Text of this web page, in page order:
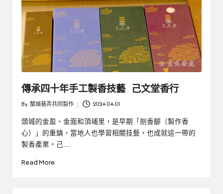
緣
鄉
微
體
驗
傳承四十年手工製香技藝 己文堂香行
by
By 蘭城巷弄共同製作 2024-04-01
頭城的金盈、金面和頂埔里，是早期「剖香腳（製作香
心）」的重鎮，當地人也學習相關技藝，也成就這一帶的
製香產業。己……
Read More